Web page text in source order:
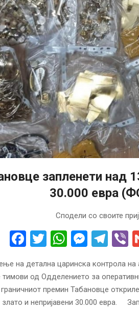
запленети над
30.000 евра
Сподели со своите
Facebook
Twitter
на детална царинска контрола на
тимови од Одделението за
премин Табановце
злато и непријавени 30.000 евра.